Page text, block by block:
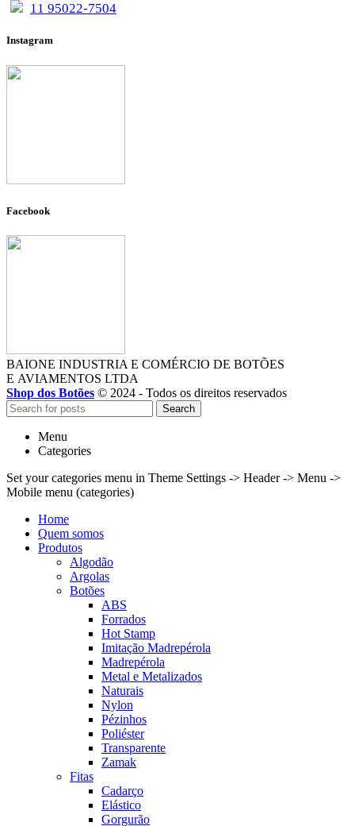
11 95022-7504
Instagram
Facebook
BAIONE INDUSTRIA E COMÉRCIO DE BOTÕES
E AVIAMENTOS LTDA
Shop dos Botões © 2024 - Todos os direitos reservados
Search
Menu
Categories
Set your categories menu in Theme Settings -> Header -> Menu ->
Mobile menu (categories)
Home
Quem somos
Produtos
Algodão
Argolas
Botões
ABS
Forrados
Hot Stamp
Imitação Madrepérola
Madrepérola
Metal e Metalizados
Naturais
Nylon
Pézinhos
Poliéster
Transparente
Zamak
Fitas
Cadarço
Elástico
Gorgurão